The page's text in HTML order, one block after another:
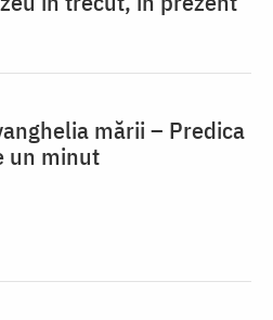
mării – Predica
un minut